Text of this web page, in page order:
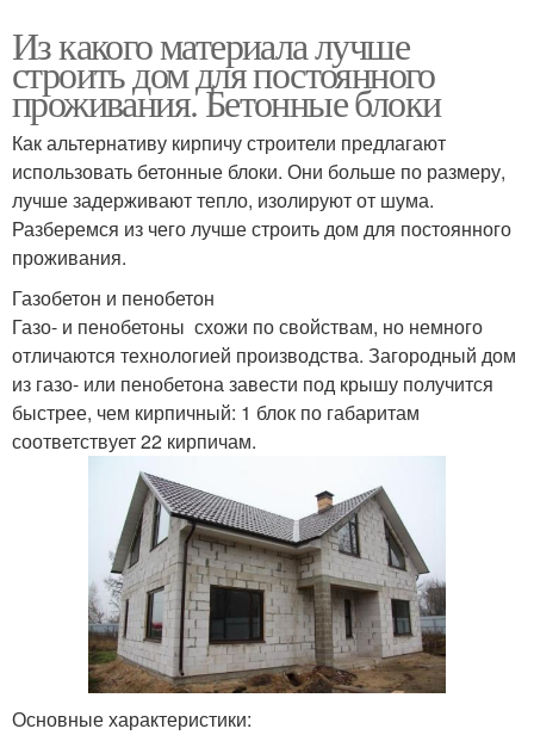
Из какого материала лучше
строить дом для постоянного
проживания. Бетонные блоки
Как альтернативу кирпичу строители предлагают
использовать бетонные блоки. Они больше по размеру,
лучше задерживают тепло, изолируют от шума.
Разберемся из чего лучше строить дом для постоянного
проживания.
Газобетон и пенобетон
Газо- и пенобетоны схожи по свойствам, но немного
отличаются технологией производства. Загородный дом
из газо- или пенобетона завести под крышу получится
быстрее, чем кирпичный: 1 блок по габаритам
соответствует 22 кирпичам.
Основные характеристики: